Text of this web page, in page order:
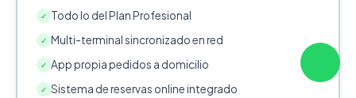
✓ Todo lo del Plan Profesional
✓ Multi-terminal sincronizado en red
✓ App propia pedidos a domicilio
✓ Sistema de reservas online integrado